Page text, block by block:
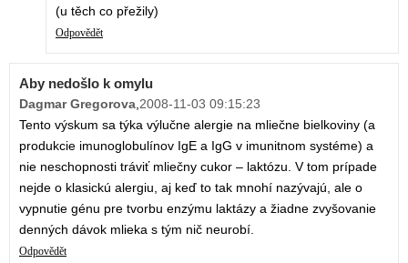
(u těch co přežily)
Odpovědět
Aby nedošlo k omylu
Dagmar Gregorova,2008-11-03 09:15:23
Tento výskum sa týka výlučne alergie na mliečne bielkoviny (a
produkcie imunoglobulínov IgE a IgG v imunitnom systéme) a
nie neschopnosti tráviť mliečny cukor – laktózu. V tom prípade
nejde o klasickú alergiu, aj keď to tak mnohí nazývajú, ale o
vypnutie génu pre tvorbu enzýmu laktázy a žiadne zvyšovanie
denných dávok mlieka s tým nič neurobí.
Odpovědět